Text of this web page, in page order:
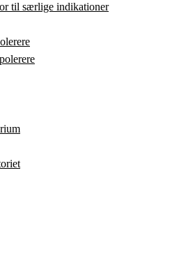
til særlige indikationer